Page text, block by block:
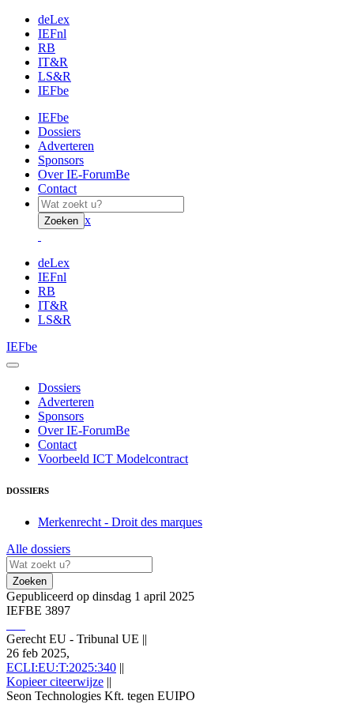
deLex
IEFnl
RB
IT&R
LS&R
IEFbe
IEFbe
Dossiers
Adverteren
Sponsors
Over IE-ForumBe
Contact
Zoeken x
deLex
IEFnl
RB
IT&R
LS&R
IEFbe
Dossiers
Adverteren
Sponsors
Over IE-ForumBe
Contact
Voorbeeld ICT Modelcontract
DOSSIERS
Merkenrecht - Droit des marques
Alle dossiers
Zoeken
Gepubliceerd op dinsdag 1 april 2025
IEFBE 3897
Gerecht EU - Tribunal UE ||
26 feb 2025,
ECLI:EU:T:2025:340 ||
Kopieer citeerwijze ||
Seon Technologies Kft. tegen EUIPO